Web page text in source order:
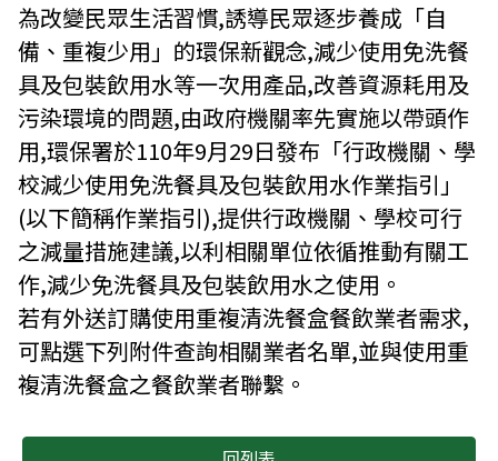
為改變民眾生活習慣,誘導民眾逐步養成「自
備、重複少用」的環保新觀念,減少使用免洗餐
具及包裝飲用水等一次用產品,改善資源耗用及
污染環境的問題,由政府機關率先實施以帶頭作
用,環保署於110年9月29日發布「行政機關、學
校減少使用免洗餐具及包裝飲用水作業指引」
(以下簡稱作業指引),提供行政機關、學校可行
之減量措施建議,以利相關單位依循推動有關工
作,減少免洗餐具及包裝飲用水之使用。
若有外送訂購使用重複清洗餐盒餐飲業者需求,
可點選下列附件查詢相關業者名單,並與使用重
複清洗餐盒之餐飲業者聯繫。